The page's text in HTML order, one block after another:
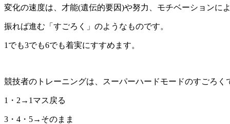
変化の速度は、才能(遺伝的要因)や努力、モチベーションに
振れば進む「すごろく」のようなものです。
1でも3でも6でも着実にすすめます。
競技者のトレーニングは、スーパーハードモードのすごろく
1・2→1マス戻る
3・4・5→そのまま